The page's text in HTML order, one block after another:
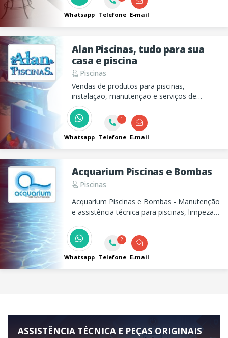
Whatsapp Telefone E-mail
Alan Piscinas, tudo para sua
casa e piscina
Piscinas
Vendas de produtos para piscinas,
instalação, manutenção e serviços de
limpeza e tratamento quimico da água, tudo
para manter sua piscina preparada e sempre
pronta para o uso.
Whatsapp
1
Telefone E-mail
Acquarium Piscinas e Bombas
Piscinas
Acquarium Piscinas e Bombas - Manutenção
e assistência técnica para piscinas, limpeza
equipamentos e acessórios em Taubaté.
Whatsapp
2
Telefone E-mail
ASSISTÊNCIA TÉCNICA E PEÇAS ORIGINAIS